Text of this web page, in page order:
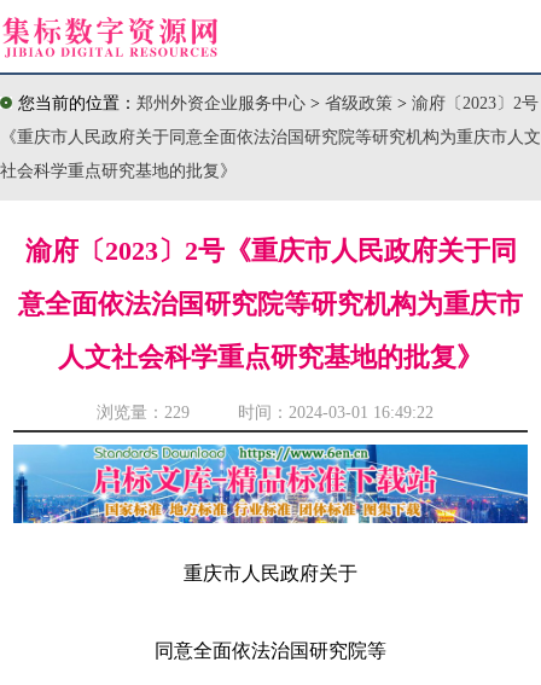
您当前的位置： 郑州外资企业服务中心 > 省级政策 > 渝府〔2023〕2号
《重庆市人民政府关于同意全面依法治国研究院等研究机构为重庆市人文
社会科学重点研究基地的批复》
渝府〔2023〕2号《重庆市人民政府关于同
意全面依法治国研究院等研究机构为重庆市
人文社会科学重点研究基地的批复》
浏览量： 229 时间：2024-03-01 16:49:22
重庆市人民政府关于
同意全面依法治国研究院等